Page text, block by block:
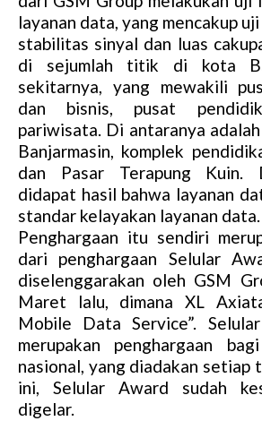
layanan data, yang mencakup
stabilitas sinyal dan luas
di sejumlah titik di kota
sekitarnya, yang mewakili
dan bisnis, pusat
pariwisata. Di antaranya
Banjarmasin, komplek
dan Pasar Terapung Kuin.
didapat hasil bahwa layanan
standar kelayakan layanan data.
Penghargaan itu sendiri
dari penghargaan Selular
diselenggarakan oleh GSM
Maret lalu, dimana XL
Mobile Data Service”.
merupakan penghargaan
nasional, yang diadakan setiap
ini, Selular Award sudah
digelar.